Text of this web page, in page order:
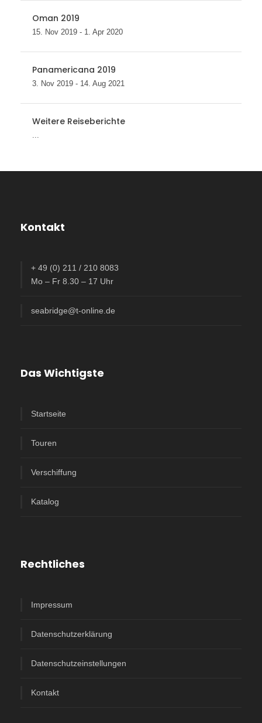
Oman 2019
15. Nov 2019 - 1. Apr 2020
Panamericana 2019
3. Nov 2019 - 14. Aug 2021
Weitere Reiseberichte
...
Kontakt
+ 49 (0) 211 / 210 8083
Mo – Fr 8.30 – 17 Uhr
seabridge@t-online.de
Das Wichtigste
Startseite
Touren
Verschiffung
Katalog
Rechtliches
Impressum
Datenschutzerklärung
Datenschutzeinstellungen
Kontakt